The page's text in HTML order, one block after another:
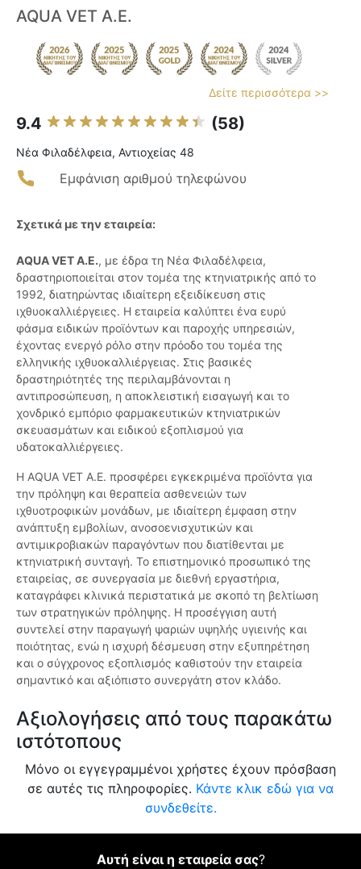
AQUA VET A.E.
Δείτε περισσότερα >>
9.4 (58)
Νέα Φιλαδέλφεια, Αντιοχείας 48
Εμφάνιση αριθμού τηλεφώνου
Σχετικά με την εταιρεία:
AQUA VET A.E., με έδρα τη Νέα Φιλαδέλφεια,
δραστηριοποιείται στον τομέα της κτηνιατρικής από το
1992, διατηρώντας ιδιαίτερη εξειδίκευση στις
ιχθυοκαλλιέργειες. Η εταιρεία καλύπτει ένα ευρύ
φάσμα ειδικών προϊόντων και παροχής υπηρεσιών,
έχοντας ενεργό ρόλο στην πρόοδο του τομέα της
ελληνικής ιχθυοκαλλιέργειας. Στις βασικές
δραστηριότητές της περιλαμβάνονται η
αντιπροσώπευση, η αποκλειστική εισαγωγή και το
χονδρικό εμπόριο φαρμακευτικών κτηνιατρικών
σκευασμάτων και ειδικού εξοπλισμού για
υδατοκαλλιέργειες.
Η AQUA VET A.E. προσφέρει εγκεκριμένα προϊόντα για
την πρόληψη και θεραπεία ασθενειών των
ιχθυοτροφικών μονάδων, με ιδιαίτερη έμφαση στην
ανάπτυξη εμβολίων, ανοσοενισχυτικών και
αντιμικροβιακών παραγόντων που διατίθενται με
κτηνιατρική συνταγή. Το επιστημονικό προσωπικό της
εταιρείας, σε συνεργασία με διεθνή εργαστήρια,
καταγράφει κλινικά περιστατικά με σκοπό τη βελτίωση
των στρατηγικών πρόληψης. Η προσέγγιση αυτή
συντελεί στην παραγωγή ψαριών υψηλής υγιεινής και
ποιότητας, ενώ η ισχυρή δέσμευση στην εξυπηρέτηση
και ο σύγχρονος εξοπλισμός καθιστούν την εταιρεία
σημαντικό και αξιόπιστο συνεργάτη στον κλάδο.
Αξιολογήσεις από τους παρακάτω
ιστότοπους
Μόνο οι εγγεγραμμένοι χρήστες έχουν πρόσβαση
σε αυτές τις πληροφορίες. Κάντε κλικ εδώ για να
συνδεθείτε.
Αυτή είναι η εταιρεία σας?